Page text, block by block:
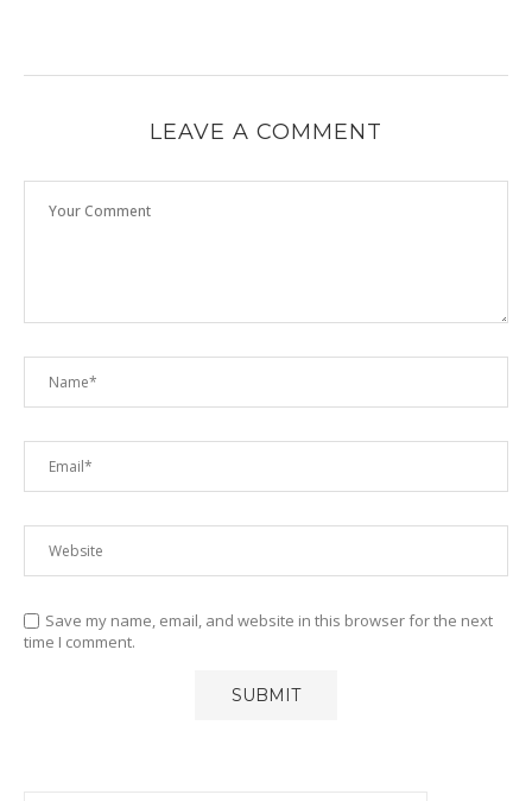
LEAVE A COMMENT
Save my name, email, and website in this browser for the next
time I comment.